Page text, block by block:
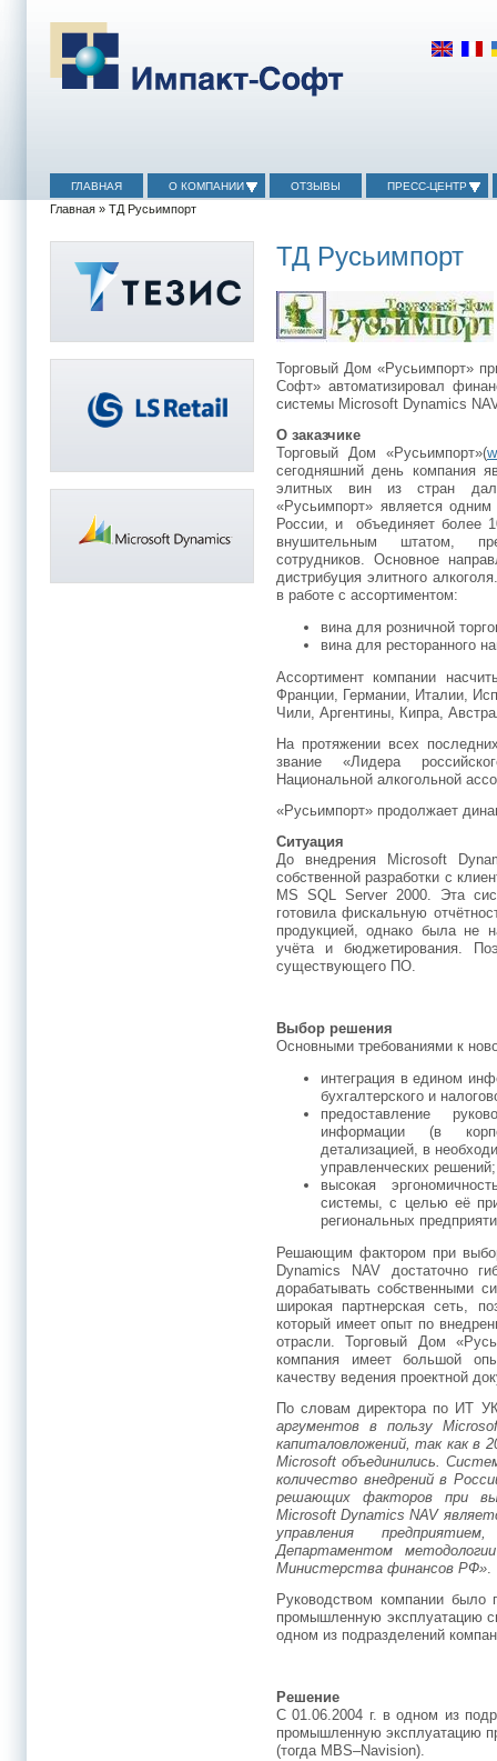
ГЛАВНАЯ О КОМПАНИИ ОТЗЫВЫ ПРЕСС-ЦЕНТР
Главная » ТД Русьимпорт
ТД Русьимпорт
Торговый Дом «Русьимпорт»
Софт» автоматизировал
системы Microsoft Dynamics
О заказчике
Торговый Дом «Русьимпорт»(
сегодняшний день компания
элитных вин из стран
«Русьимпорт» является
России, и объединяет более
внушительным штатом,
сотрудников. Основное
дистрибуция элитного
в работе с ассортиментом:
вина для розничной
вина для ресторанного
Ассортимент компании
Франции, Германии, Италии,
Чили, Аргентины, Кипра,
На протяжении всех
звание «Лидера
Национальной алкогольной
«Русьимпорт» продолжает
Ситуация
До внедрения Microsoft
собственной разработки с
MS SQL Server 2000. Эта
готовила фискальную
продукцией, однако была не
учёта и бюджетирования.
существующего ПО.
Выбор решения
Основными требованиями к
интеграция в едином
бухгалтерского и
предоставление
информации (в
детализацией, в
управленческих решений;
высокая
системы, с целью её
региональных
Решающим фактором при
Dynamics NAV достаточно
дорабатывать собственными
широкая партнерская сеть,
который имеет опыт по
отрасли. Торговый Дом
компания имеет большой
качеству ведения проектной
По словам директора по ИТ
аргументов в пользу
капиталовложений, так как в
Microsoft объединились.
количество внедрений в
решающих факторов при
Microsoft Dynamics NAV
управления
Департаментом
Министерства финансов РФ».
Руководством компании было
промышленную эксплуатацию
одном из подразделений
Решение
С 01.06.2004 г. в одном из
промышленную эксплуатацию
(тогда MBS–Navision).